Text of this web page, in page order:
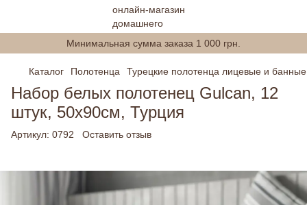
Минимальная сумма заказа 1 000 грн.
Каталог Полотенца Турецкие полотенца лицевые и банные
Набор белых полотенец Gulcan, 12
штук, 50х90см, Турция
Артикул: 0792 Оставить отзыв